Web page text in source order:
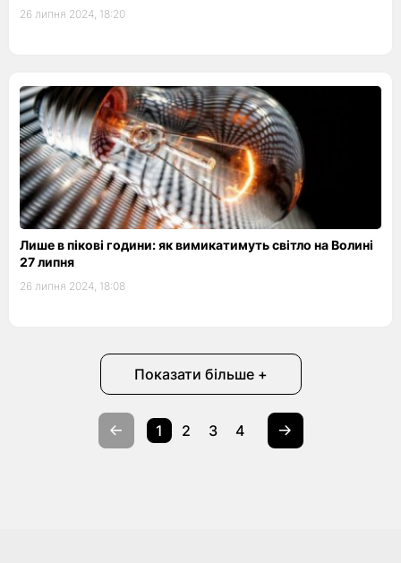
26 липня 2024, 18:20
Лише в пікові години: як вимикатимуть світло на Волині
27 липня
26 липня 2024, 18:08
Показати більше +
1 2 3 4